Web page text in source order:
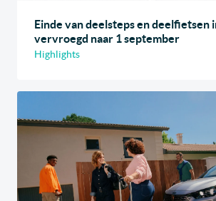
Einde van deelsteps en deelfietsen
vervroegd naar 1 september
Highlights